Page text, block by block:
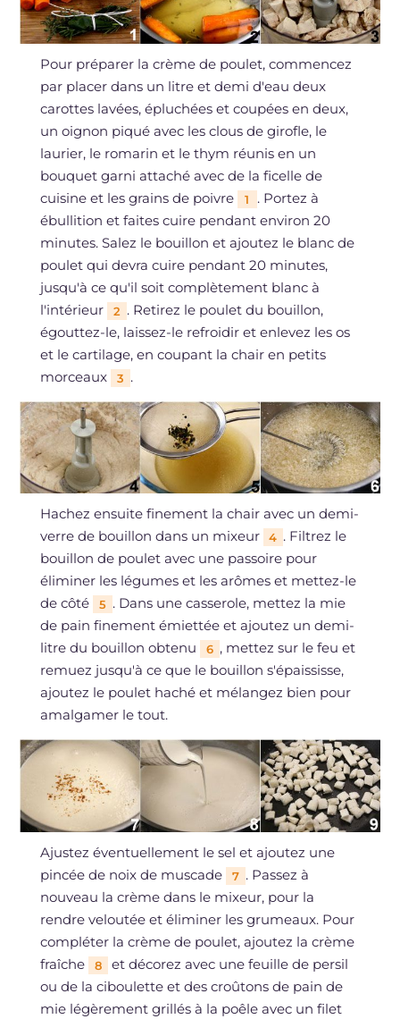
Pour préparer la crème de poulet, commencez
par placer dans un litre et demi d'eau deux
carottes lavées, épluchées et coupées en deux,
un oignon piqué avec les clous de girofle, le
laurier, le romarin et le thym réunis en un
bouquet garni attaché avec de la ficelle de
cuisine et les grains de poivre
1
. Portez à
ébullition et faites cuire pendant environ 20
minutes. Salez le bouillon et ajoutez le blanc de
poulet qui devra cuire pendant 20 minutes,
jusqu'à ce qu'il soit complètement blanc à
l'intérieur
2 . Retirez le poulet du bouillon,
égouttez-le, laissez-le refroidir et enlevez les os
et le cartilage, en coupant la chair en petits
morceaux
3 .
Hachez ensuite finement la chair avec un demi-
verre de bouillon dans un mixeur
4 . Filtrez le
bouillon de poulet avec une passoire pour
éliminer les légumes et les arômes et mettez-le
de côté
5 . Dans une casserole, mettez la mie
de pain finement émiettée et ajoutez un demi-
litre du bouillon obtenu
6 , mettez sur le feu et
remuez jusqu'à ce que le bouillon s'épaississe,
ajoutez le poulet haché et mélangez bien pour
amalgamer le tout.
Ajustez éventuellement le sel et ajoutez une
pincée de noix de muscade
7 . Passez à
nouveau la crème dans le mixeur, pour la
rendre veloutée et éliminer les grumeaux. Pour
compléter la crème de poulet, ajoutez la crème
fraîche
8
et décorez avec une feuille de persil
ou de la ciboulette et des croûtons de pain de
mie légèrement grillés à la poêle avec un filet